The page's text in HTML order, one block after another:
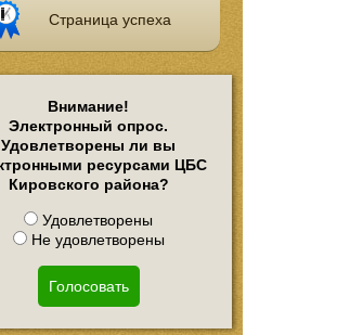
Страница успеха
Внимание!
Электронный опрос.
Удовлетворены ли вы
ресурсами ЦБС
Кировского района?
Удовлетворены
Не удовлетворены
Голосовать